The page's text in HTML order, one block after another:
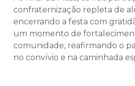
confraternização repleta de
encerrando a festa com
um momento de
comunidade, reafirmando o
no convívio e na caminhada